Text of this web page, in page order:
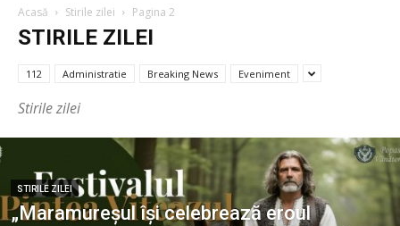
Acasă Stirile zilei Pagina 2
STIRILE ZILEI
112 Administratie Breaking News Eveniment
Stirile zilei
STIRILE ZILEI
„Maramureșul își celebrează eroul